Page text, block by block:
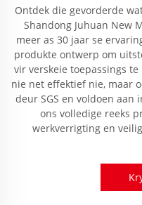
Ontdek die gevorderde
Shandong Juhuan New
meer as 30 jaar se
produkte ontwerp om
vir verskeie toepassings
nie net effektief nie, maar
deur SGS en voldoen aan
ons volledige reeks
werkverrigting en